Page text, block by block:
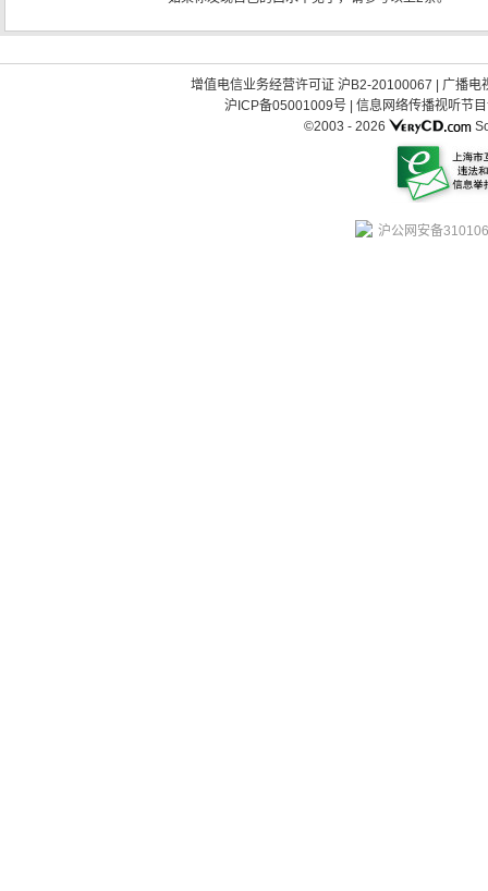
增值电信业务经营许可证 沪B2-20100067 | 广播电
沪ICP备05001009号| 信息网络传播视听节
©2003 - 2026
沪公网安备